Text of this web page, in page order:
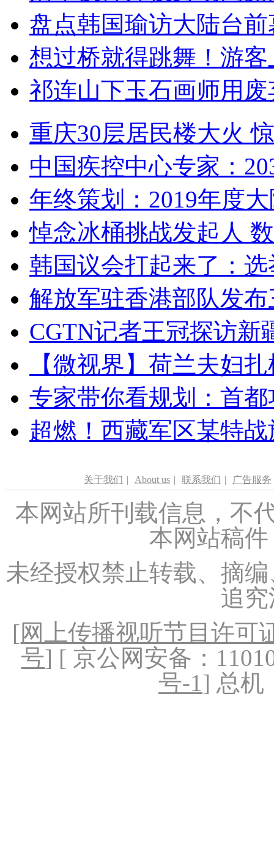
盘点韩国瑜访大陆台
想过桥就得跳舞！游客
祁连山下玉石画师用
重庆30层居民楼大火
中国疾控中心专家：
年终策划：2019年度
悼念冰桶挑战发起人
韩国议会打起来了：
解放军驻香港部队发
CGTN记者王冠探访新
【微视界】荷兰夫妇
专家带你看规划：首
超燃！西藏军区某特
关于我们 | About us | 联系我们 | 广告服务
本网站所刊载信息，不
本网站稿
未经授权禁止转载、摘
追
[网上传播视听节目许可
号] [ 京公网安备：
号-1] 总机